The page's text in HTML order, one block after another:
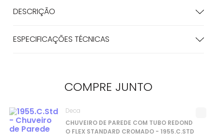
DESCRIÇÃO
ESPECIFICAÇÕES TÉCNICAS
COMPRE JUNTO
CHUVEIRO DE PAREDE COM TUBO REDOND
O FLEX STANDARD CROMADO - 1955.C.STD
Deca